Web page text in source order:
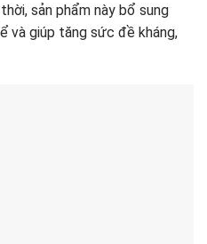
sản phẩm này bổ sung
và giúp tăng sức đề kháng,